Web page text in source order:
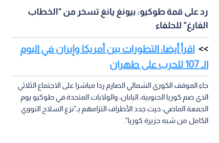
رد على قمة طوكيو: بيونغ يانغ تسخر من "الخطاب
الفارغ" للحلفاء
اقرأ أيضا: التطورات بين أمريكا وإيران في اليوم
الـ 107 للحرب على طهران
جاء الموقف الكوري الشمالي الصارم ردا مباشرا على الاجتماع الثلاثي
الذي ضم كوريا الجنوبية، اليابان، والولايات المتحدة في طوكيو يوم
الجمعة الماضي، حيث جدد الأطراف التزامهم بـ"نزع السلاح النووي
الكامل من شبه جزيرة كوريا".